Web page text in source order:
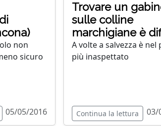
non
sicuro
05/05/2016
Trovare un
sulle colline
marchigiane è
A volte a salvezza è nel
più inaspettato
Continua la lettura 03/